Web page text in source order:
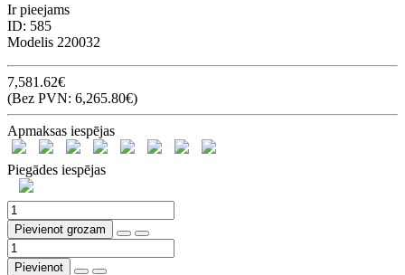
Ir pieejams
ID: 585
Modelis 220032
7,581.62€
(Bez PVN: 6,265.80€)
Apmaksas iespējas
Piegādes iespējas
Pievienot grozam
Pievienot